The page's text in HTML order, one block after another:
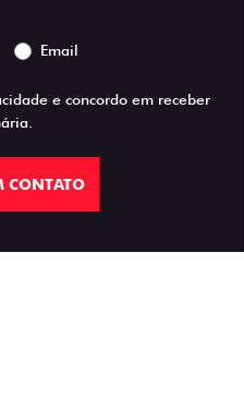
Email
e concordo em receber
CONTATO